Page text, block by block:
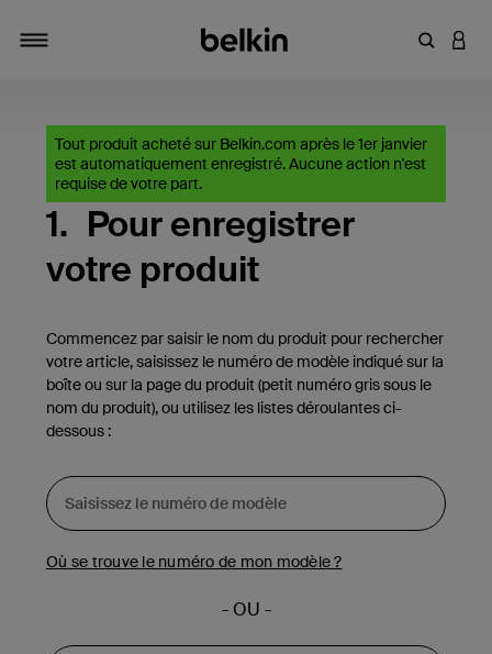
Saisir
Tout produit acheté sur Belkin.com après le 1er janvier
est automatiquement enregistré. Aucune action n'est
requise de votre part.
1. Pour enregistrer
votre produit
Commencez par saisir le nom du produit pour rechercher
votre article, saisissez le numéro de modèle indiqué sur la
boîte ou sur la page du produit (petit numéro gris sous le
nom du produit), ou utilisez les listes déroulantes ci-
dessous :
Où se trouve le numéro de mon modèle ?
- OU -